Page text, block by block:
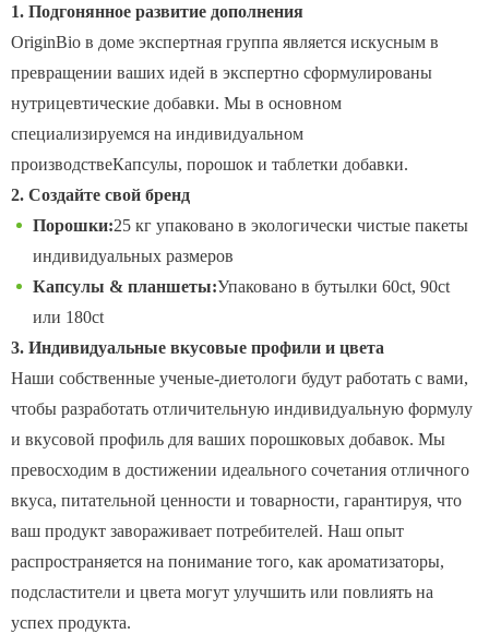
1. Подгонянное развитие дополнения
OriginBio в доме экспертная группа является искусным в
превращении ваших идей в экспертно сформулированы
нутрицевтические добавки. Мы в основном
специализируемся на индивидуальном
производствеКапсулы, порошок и таблетки добавки.
2. Создайте свой бренд
Порошки:25 кг упаковано в экологически чистые пакеты
индивидуальных размеров
Капсулы & планшеты:Упаковано в бутылки 60ct, 90ct
или 180ct
3. Индивидуальные вкусовые профили и цвета
Наши собственные ученые-диетологи будут работать с вами,
чтобы разработать отличительную индивидуальную формулу
и вкусовой профиль для ваших порошковых добавок. Мы
превосходим в достижении идеального сочетания отличного
вкуса, питательной ценности и товарности, гарантируя, что
ваш продукт завораживает потребителей. Наш опыт
распространяется на понимание того, как ароматизаторы,
подсластители и цвета могут улучшить или повлиять на
успех продукта.